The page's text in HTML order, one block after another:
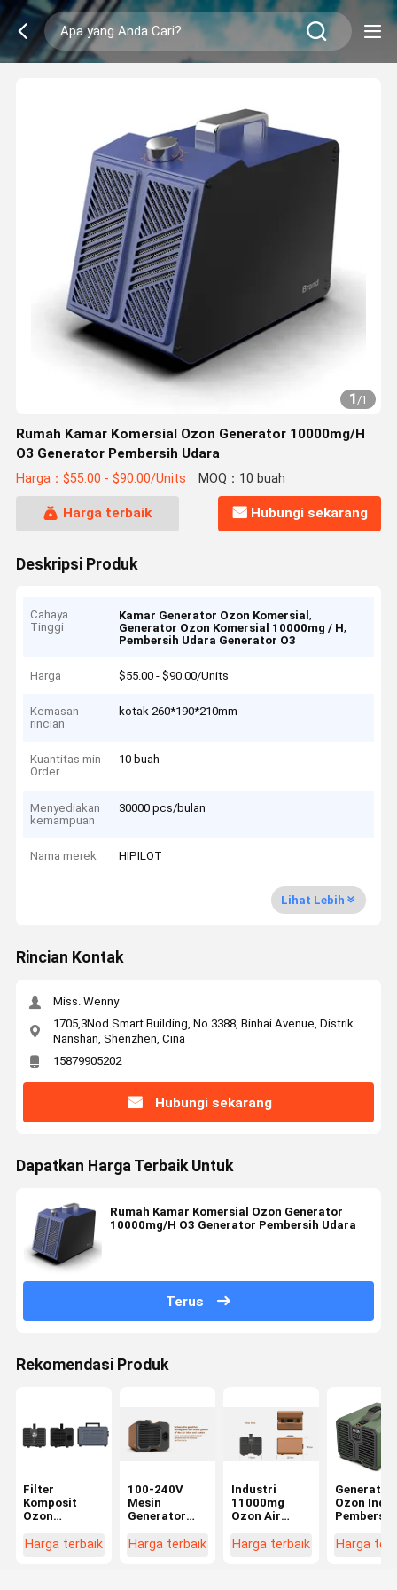
1/1
Rumah Kamar Komersial Ozon Generator 10000mg/H
O3 Generator Pembersih Udara
Harga：$55.00 - $90.00/Units MOQ：10 buah
Harga terbaik Hubungi sekarang
Deskripsi Produk
Cahaya
Tinggi
Kamar Generator Ozon Komersial,
Generator Ozon Komersial 10000mg / H,
Pembersih Udara Generator O3
Harga $55.00 - $90.00/Units
Kemasan
rincian
kotak 260*190*210mm
Kuantitas min
Order
10 buah
Menyediakan
kemampuan
30000 pcs/bulan
Nama merek HIPILOT
Lihat Lebih
Rincian Kontak
Miss. Wenny
1705,3Nod Smart Building, No.3388, Binhai Avenue, Distrik
Nanshan, Shenzhen, Cina
15879905202
Hubungi sekarang
Dapatkan Harga Terbaik Untuk
Rumah Kamar Komersial Ozon Generator
10000mg/H O3 Generator Pembersih Udara
Terus
Rekomendasi Produk
Filter
Komposit
Ozon
Pembersih
Harga terbaik
100-240V
Mesin
Generator
O3 Pembersih
Harga terbaik
Industri
11000mg
Ozon Air
Ozon
Harga terbaik
Generator
Ozon
Pembersih
UV
Harga